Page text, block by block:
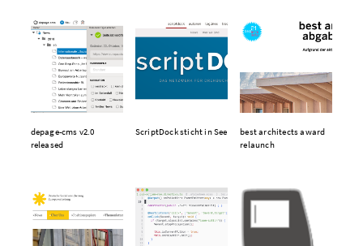
depage-cms v2.0
released
ScriptDock sticht in See
best architects award
relaunch